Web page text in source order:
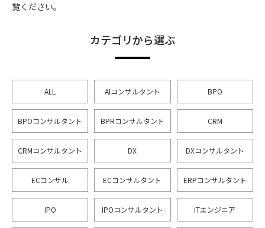
覧ください。
カテゴリから選ぶ
ALL AIコンサルタント BPO
BPOコンサルタント BPRコンサルタント CRM
CRMコンサルタント DX DXコンサルタント
ECコンサル ECコンサルタント ERPコンサルタント
IPO IPOコンサルタント ITエンジニア